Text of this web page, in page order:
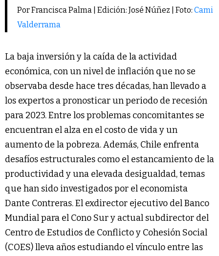
Por Francisca Palma | Edición: José Núñez | Foto: Cami
Valderrama
La baja inversión y la caída de la actividad
económica, con un nivel de inflación que no se
observaba desde hace tres décadas, han llevado a
los expertos a pronosticar un periodo de recesión
para 2023. Entre los problemas concomitantes se
encuentran el alza en el costo de vida y un
aumento de la pobreza. Además, Chile enfrenta
desafíos estructurales como el estancamiento de la
productividad y una elevada desigualdad, temas
que han sido investigados por el economista
Dante Contreras. El exdirector ejecutivo del Banco
Mundial para el Cono Sur y actual subdirector del
Centro de Estudios de Conflicto y Cohesión Social
(COES) lleva años estudiando el vínculo entre las